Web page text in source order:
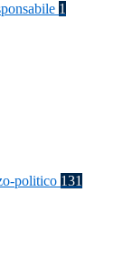
1
politico 131